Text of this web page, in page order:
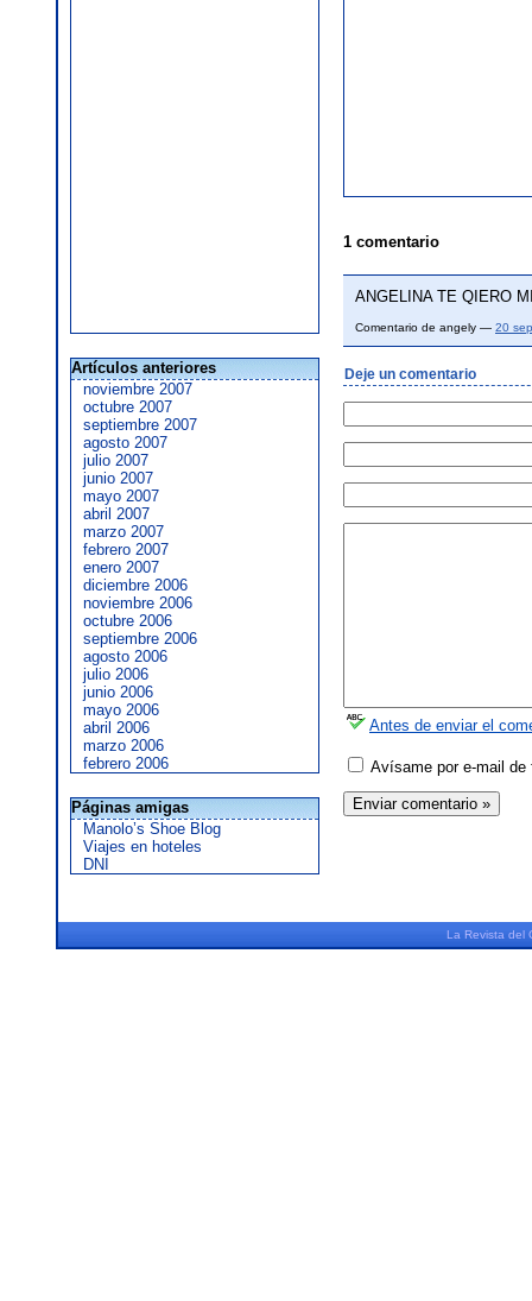
Artículos anteriores
noviembre 2007
octubre 2007
septiembre 2007
agosto 2007
julio 2007
junio 2007
mayo 2007
abril 2007
marzo 2007
febrero 2007
enero 2007
diciembre 2006
noviembre 2006
octubre 2006
septiembre 2006
agosto 2006
julio 2006
junio 2006
mayo 2006
abril 2006
marzo 2006
febrero 2006
Páginas amigas
Manolo’s Shoe Blog
Viajes en hoteles
DNI
1 comentario
ANGELINA TE QIERO
Comentario de angely — 20
Deje un comentario
Antes de enviar el
Avísame por e-mail de
La Revista del